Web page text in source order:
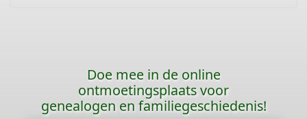
Doe mee in de online
ontmoetingsplaats voor
genealogen en familiegeschiedenis!